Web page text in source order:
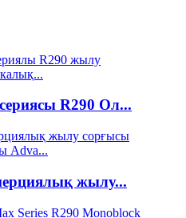
R290 Ол...
жылу...